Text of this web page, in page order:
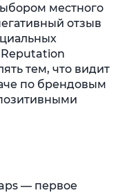
местного
отзыв
тем, что видит
по брендовым
— первое